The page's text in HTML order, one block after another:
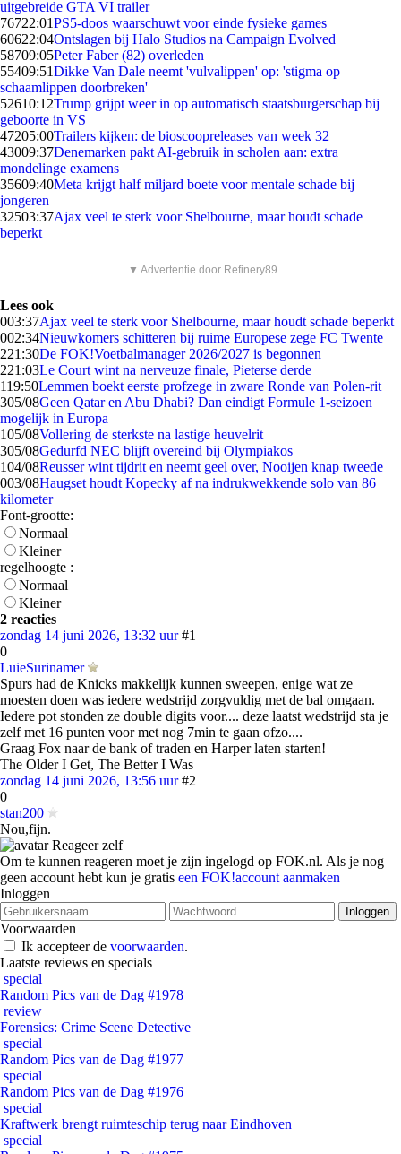
uitgebreide GTA VI trailer
76722:01PS5-doos waarschuwt voor einde fysieke games
60622:04Ontslagen bij Halo Studios na Campaign Evolved
58709:05Peter Faber (82) overleden
55409:51Dikke Van Dale neemt 'vulvalippen' op: 'stigma op
schaamlippen doorbreken'
52610:12Trump grijpt weer in op automatisch staatsburgerschap bij
geboorte in VS
47205:00Trailers kijken: de bioscoopreleases van week 32
43009:37Denemarken pakt AI-gebruik in scholen aan: extra
mondelinge examens
35609:40Meta krijgt half miljard boete voor mentale schade bij
jongeren
32503:37Ajax veel te sterk voor Shelbourne, maar houdt schade
beperkt
▼ Advertentie door Refinery89
Lees ook
003:37Ajax veel te sterk voor Shelbourne, maar houdt schade beperkt
002:34Nieuwkomers schitteren bij ruime Europese zege FC Twente
221:30De FOK!Voetbalmanager 2026/2027 is begonnen
221:03Le Court wint na nerveuze finale, Pieterse derde
119:50Lemmen boekt eerste profzege in zware Ronde van Polen-rit
305/08Geen Qatar en Abu Dhabi? Dan eindigt Formule 1-seizoen
mogelijk in Europa
105/08Vollering de sterkste na lastige heuvelrit
305/08Gedurfd NEC blijft overeind bij Olympiakos
104/08Reusser wint tijdrit en neemt geel over, Nooijen knap tweede
003/08Haugset houdt Kopecky af na indrukwekkende solo van 86
kilometer
Font-grootte:
Normaal
Kleiner
regelhoogte :
Normaal
Kleiner
2 reacties
zondag 14 juni 2026, 13:32 uur #1
0
LuieSurinamer
Spurs had de Knicks makkelijk kunnen sweepen, enige wat ze
moesten doen was iedere wedstrijd zorgvuldig met de bal omgaan.
Iedere pot stonden ze double digits voor.... deze laatst wedstrijd sta je
zelf met 16 punten voor met nog 7min te gaan ofzo....
Graag Fox naar de bank of traden en Harper laten starten!
The Older I Get, The Better I Was
zondag 14 juni 2026, 13:56 uur #2
0
stan200
Nou,fijn.
Reageer zelf
Om te kunnen reageren moet je zijn ingelogd op FOK.nl. Als je nog
geen account hebt kun je gratis een FOK!account aanmaken
Inloggen
Voorwaarden
Ik accepteer de voorwaarden.
Laatste reviews en specials
special
Random Pics van de Dag #1978
review
Forensics: Crime Scene Detective
special
Random Pics van de Dag #1977
special
Random Pics van de Dag #1976
special
Kraftwerk brengt ruimteschip terug naar Eindhoven
special